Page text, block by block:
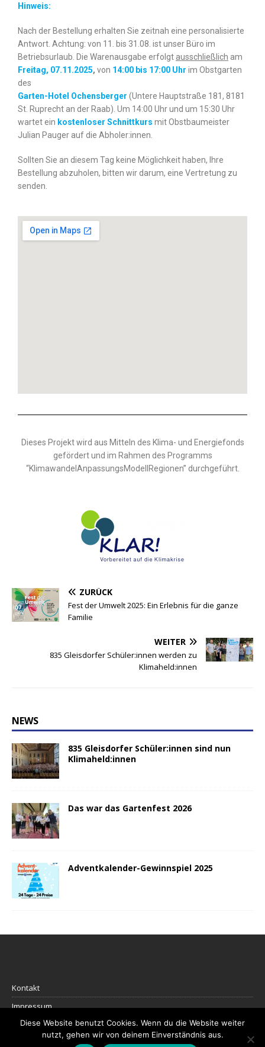
Hinweis:
Nach der Bestellung erhalten Sie zeitnah eine personalisierte
Antwort. Achtung: von 11. bis 31.08. ist unser Büro im
Betriebsurlaub. Die Warenausgabe erfolgt ausschließlich am
Freitag, 07.11.2025, von 14:00 bis 17:00 Uhr im Obstgarten
des
Garten-Hotel Ochensberger (Untere Hauptstraße 181, 8181
St. Ruprecht an der Raab). Um 14:00 Uhr und um 15:30 Uhr
wartet ein kostenloser Schnittkurs mit Obstbaumeister
Julian Pauger auf die Abholer:innen.
Sollten Sie an diesem Tag keine Möglichkeit haben, Ihre
Bestellung abzuholen, bitten wir darum, eine Vertretung zu
senden.
Dieses Projekt wird aus Mitteln des Klima- und Energiefonds
gefördert und im Rahmen des Programms
“KlimawandelAnpassungsModellRegionen” durchgeführt.
ZURÜCK
Fest der Umwelt 2025: Ein Erlebnis für die ganze
Familie
WEITER
835 Gleisdorfer Schüler:innen werden zu
Klimaheld:innen
NEWS
835 Gleisdorfer Schüler:innen sind nun
Klimaheld:innen
Das war das Gartenfest 2026
Adventkalender-Gewinnspiel 2025
Kontakt
Impressum
Datenschutz
Diese Website benutzt Cookies. Wenn du die Website weiter
nutzt, gehen wir von deinem Einverständnis aus.